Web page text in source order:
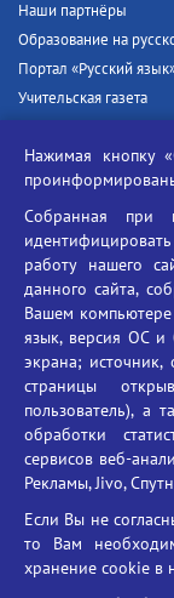
Наши партнёры
Образование на
Портал «Русский
Учительская газета
Единый портал
Противодействие
Социальные ролики -
Противодействие
БГУ против наркотиков
Нажимая кнопку
Собранная при
работу нашего
данного сайта,
Вашем
язык, версия ОС и
экрана; источник,
страницы
пользователь), а
обработки
сервисов веб-
Рекламы, Jivo,
Если Вы не
то Вам
хранение cookie в